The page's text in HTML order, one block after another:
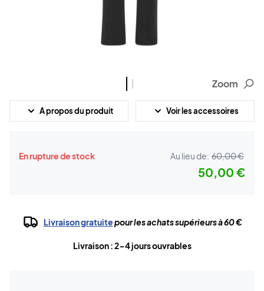
Zoom
A propos du produit Voir les accessoires
En rupture de stock Au lieu de: 60,00 €
50,00 €
Livraison gratuitepour les achats supérieurs à 60 €
Livraison : 2-4 jours ouvrables